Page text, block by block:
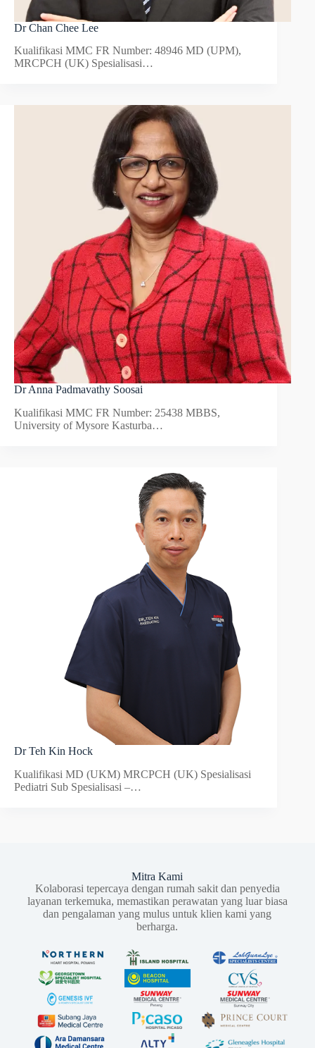
Dr Chan Chee Lee
Kualifikasi MMC FR Number: 48946 MD (UPM),
MRCPCH (UK) Spesialisasi…
Dr Anna Padmavathy Soosai
Kualifikasi MMC FR Number: 25438 MBBS,
University of Mysore Kasturba…
Dr Teh Kin Hock
Kualifikasi MD (UKM) MRCPCH (UK) Spesialisasi
Pediatri Sub Spesialisasi –…
Mitra Kami
Kolaborasi tepercaya dengan rumah sakit dan penyedia
layanan terkemuka, memastikan perawatan yang luar biasa
dan pengalaman yang mulus untuk klien kami yang
berharga.